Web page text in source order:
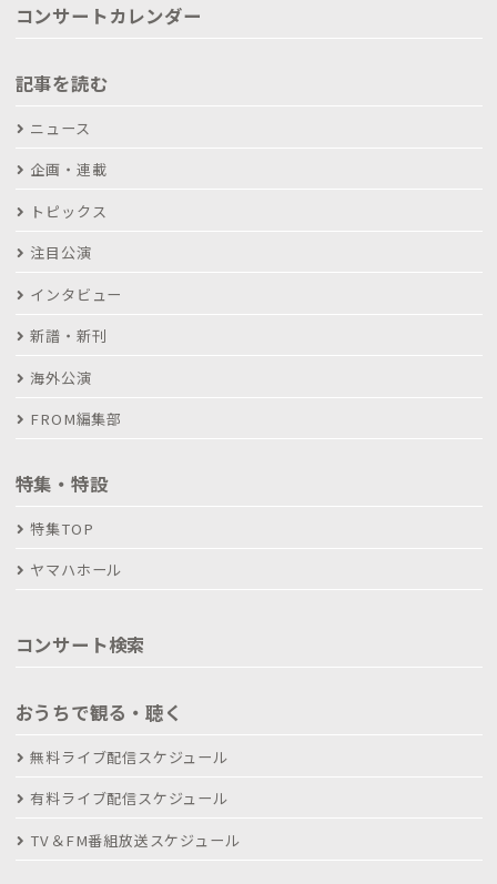
コンサートカレンダー
記事を読む
ニュース
企画・連載
トピックス
注目公演
インタビュー
新譜・新刊
海外公演
FROM編集部
特集・特設
特集TOP
ヤマハホール
コンサート検索
おうちで観る・聴く
無料ライブ配信スケジュール
有料ライブ配信スケジュール
TV＆FM番組放送スケジュール